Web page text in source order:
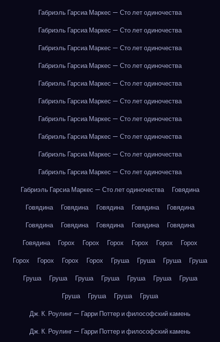
Габриэль Гарсиа Маркес — Сто лет одиночества
Габриэль Гарсиа Маркес — Сто лет одиночества
Габриэль Гарсиа Маркес — Сто лет одиночества
Габриэль Гарсиа Маркес — Сто лет одиночества
Габриэль Гарсиа Маркес — Сто лет одиночества
Габриэль Гарсиа Маркес — Сто лет одиночества
Габриэль Гарсиа Маркес — Сто лет одиночества
Габриэль Гарсиа Маркес — Сто лет одиночества
Габриэль Гарсиа Маркес — Сто лет одиночества
Габриэль Гарсиа Маркес — Сто лет одиночества
Габриэль Гарсиа Маркес — Сто лет одиночества
Говядина
Говядина
Говядина Говядина Говядина
Говядина
Говядина
Говядина Говядина Говядина
Говядина
Говядина
Горох Горох Горох Горох Горох
Горох
Горох
Горох Горох Горох Груша Груша Груша
Груша
Груша
Груша Груша Груша Груша Груша
Груша
Груша
Груша Груша
Груша
Дж. К. Роулинг — Гарри Поттер и философский камень
Дж. К. Роулинг — Гарри Поттер и философский камень